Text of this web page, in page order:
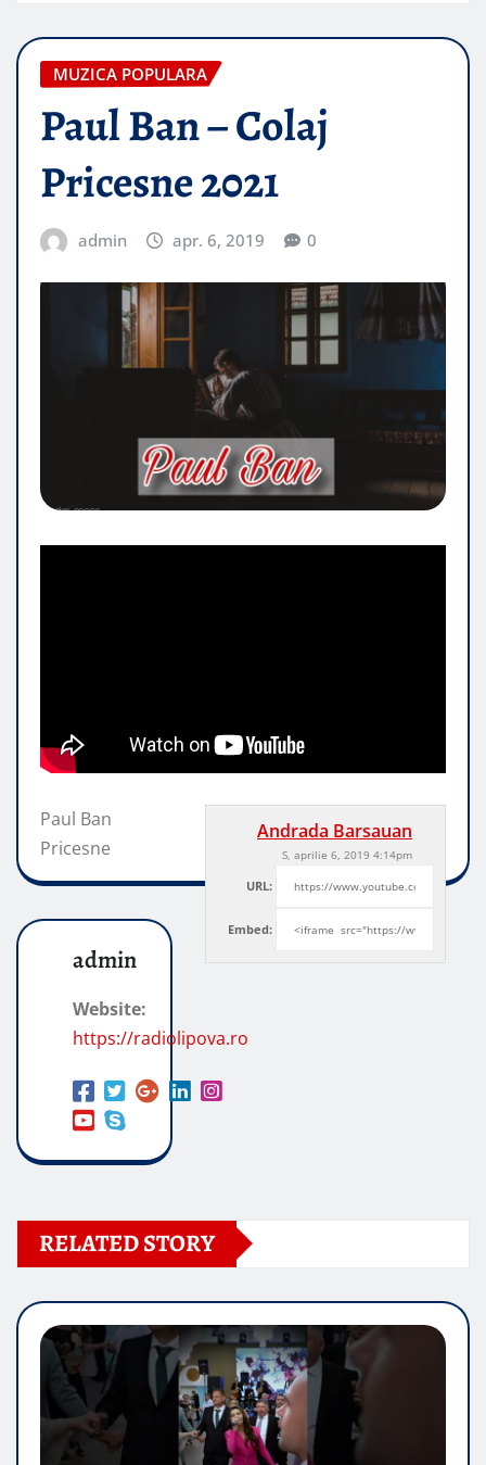
MUZICA POPULARA
Paul Ban – Colaj
Pricesne 2021
admin apr. 6, 2019 0
Andrada Barsauan
S, aprilie 6, 2019 4:14pm
URL:
Embed:
Paul Ban
Pricesne
admin
Website:
https://radiolipova.ro
RELATED STORY